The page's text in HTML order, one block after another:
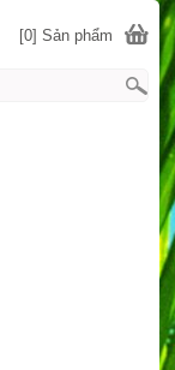
[0] Sản phẩm